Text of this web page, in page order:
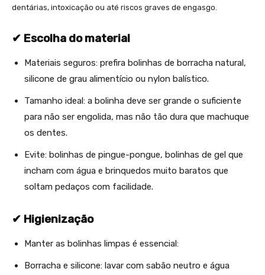
dentárias, intoxicação ou até riscos graves de engasgo.
✔ Escolha do material
Materiais seguros: prefira bolinhas de borracha natural,
silicone de grau alimentício ou nylon balístico.
Tamanho ideal: a bolinha deve ser grande o suficiente
para não ser engolida, mas não tão dura que machuque
os dentes.
Evite: bolinhas de pingue-pongue, bolinhas de gel que
incham com água e brinquedos muito baratos que
soltam pedaços com facilidade.
✔ Higienização
Manter as bolinhas limpas é essencial:
Borracha e silicone: lavar com sabão neutro e água